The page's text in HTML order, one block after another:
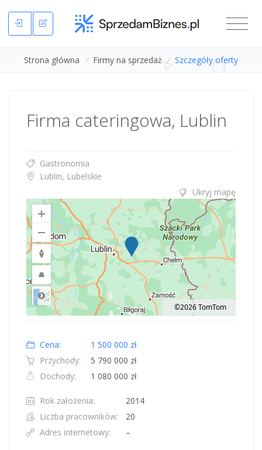
Strona główna / Firmy na sprzedaż / Szczegóły oferty
Firma cateringowa, Lublin
Gastronomia
Lublin, Lubelskie
Ukryj mapę
Road
©2026 TomTom
Cena:
1 500 000 zł
Przychody:
5 790 000 zł
Dochody:
1 080 000 zł
Rok założenia:
2014
Liczba pracowników:
20
Adres internetowy:
–